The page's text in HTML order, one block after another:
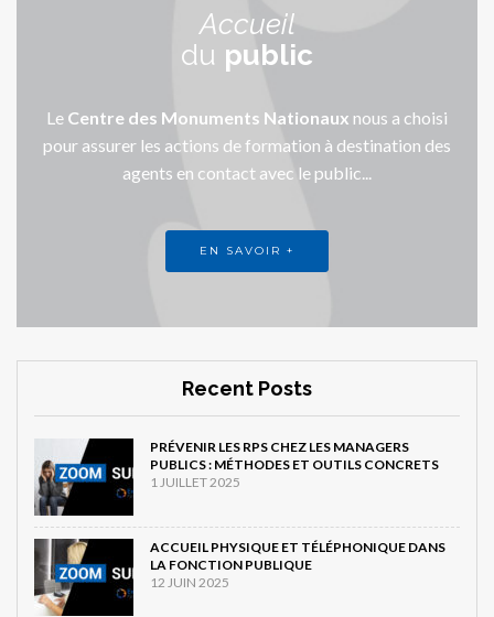
Accueil
du public
Le Centre des Monuments Nationaux nous a choisi
pour assurer les actions de formation à destination des
agents en contact avec le public...
EN SAVOIR +
Recent Posts
PRÉVENIR LES RPS CHEZ LES MANAGERS
PUBLICS : MÉTHODES ET OUTILS CONCRETS
1 JUILLET 2025
ACCUEIL PHYSIQUE ET TÉLÉPHONIQUE DANS
LA FONCTION PUBLIQUE
12 JUIN 2025